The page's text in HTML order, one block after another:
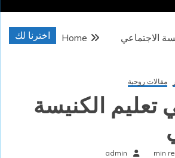
اخترنا لك Home الاجتماعي
مقالات روحية
تعليم الكنيسة
admin